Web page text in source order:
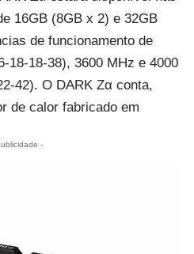
16GB (8GB x 2) e 32GB
de funcionamento de
18-18-38), 3600 MHz e 4000
42). O DARK Zα conta,
de calor fabricado em
-